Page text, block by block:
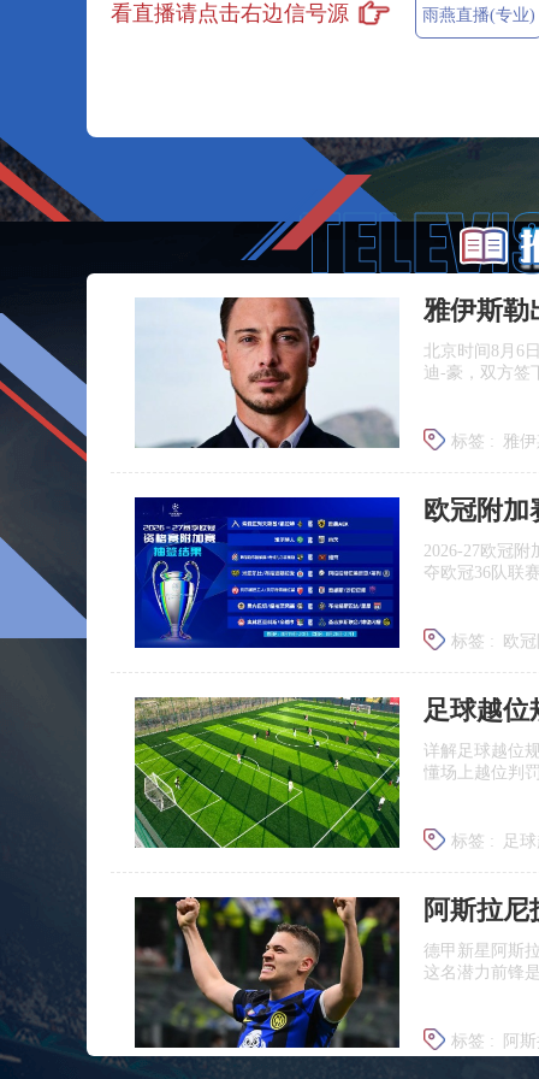
看直播请点击右边信号源 雨燕直播(专业)
雅伊斯勒
北京时间8月6
迪‑豪，双方
标签 : 雅
埃迪豪离
欧冠附加
2026‑27欧冠
夺欧冠36队联
标签 : 欧
足球越位
详解足球越位
懂场上越位判
标签 :
足
足球什么
德甲新星阿斯
这名潜力前锋
标签 :
阿